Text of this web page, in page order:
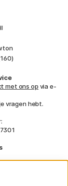
met ons op via e-
vragen hebt.